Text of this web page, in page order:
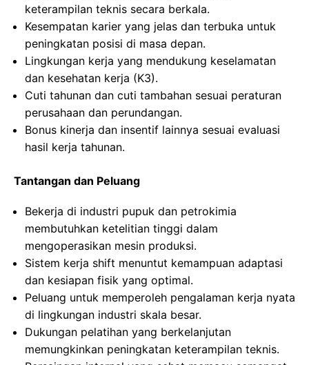
keterampilan teknis secara berkala.
Kesempatan karier yang jelas dan terbuka untuk
peningkatan posisi di masa depan.
Lingkungan kerja yang mendukung keselamatan
dan kesehatan kerja (K3).
Cuti tahunan dan cuti tambahan sesuai peraturan
perusahaan dan perundangan.
Bonus kinerja dan insentif lainnya sesuai evaluasi
hasil kerja tahunan.
Tantangan dan Peluang
Bekerja di industri pupuk dan petrokimia
membutuhkan ketelitian tinggi dalam
mengoperasikan mesin produksi.
Sistem kerja shift menuntut kemampuan adaptasi
dan kesiapan fisik yang optimal.
Peluang untuk memperoleh pengalaman kerja nyata
di lingkungan industri skala besar.
Dukungan pelatihan yang berkelanjutan
memungkinkan peningkatan keterampilan teknis.